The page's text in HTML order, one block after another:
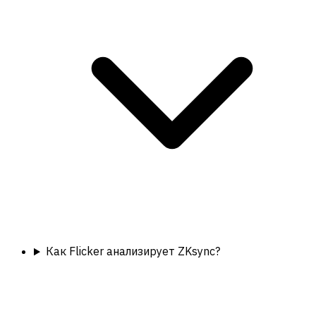
Как Flicker анализирует ZKsync?